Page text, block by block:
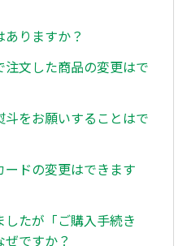
りますか？
文した商品の変更はで
をお願いすることはで
ドの変更はできます
たが「ご購入手続き
ですか？